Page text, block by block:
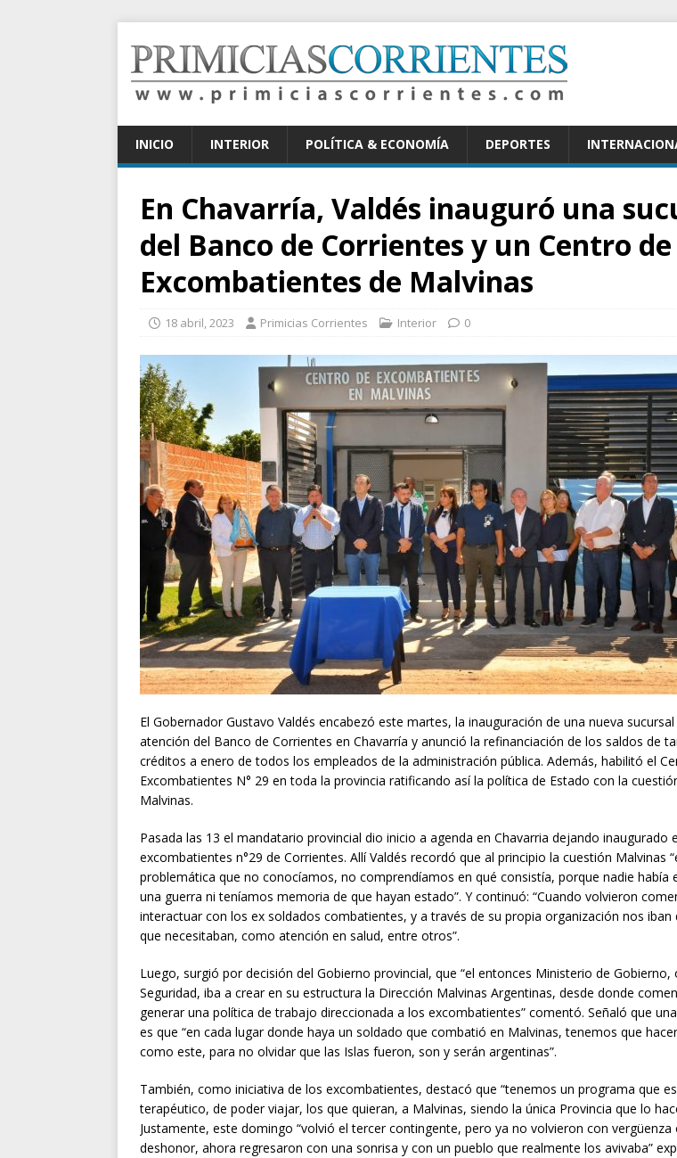
INICIO INTERIOR POLÍTICA & ECONOMÍA DEPORTES
En Chavarría, Valdés inauguró una
del Banco de Corrientes y un Centro de
Excombatientes de Malvinas
18 abril, 2023 Primicias Corrientes Interior 0
El Gobernador Gustavo Valdés encabezó este martes, la inauguración de una nueva sucursal
atención del Banco de Corrientes en Chavarría y anunció la refinanciación de los saldos de
créditos a enero de todos los empleados de la administración pública. Además, habilitó el
Excombatientes N° 29 en toda la provincia ratificando así la política de Estado con la
Malvinas.
Pasada las 13 el mandatario provincial dio inicio a agenda en Chavarria dejando inaugurado
excombatientes n°29 de Corrientes. Allí Valdés recordó que al principio la cuestión Malvinas
problemática que no conocíamos, no comprendíamos en qué consistía, porque nadie había
una guerra ni teníamos memoria de que hayan estado”. Y continuó: “Cuando volvieron
interactuar con los ex soldados combatientes, y a través de su propia organización nos iban
que necesitaban, como atención en salud, entre otros”.
Luego, surgió por decisión del Gobierno provincial, que “el entonces Ministerio de Gobierno,
Seguridad, iba a crear en su estructura la Dirección Malvinas Argentinas, desde donde
generar una política de trabajo direccionada a los excombatientes” comentó. Señaló que
es que “en cada lugar donde haya un soldado que combatió en Malvinas, tenemos que
como este, para no olvidar que las Islas fueron, son y serán argentinas”.
También, como iniciativa de los excombatientes, destacó que “tenemos un programa que es
terapéutico, de poder viajar, los que quieran, a Malvinas, siendo la única Provincia que lo
Justamente, este domingo “volvió el tercer contingente, pero ya no volvieron con vergüenza
deshonor, ahora regresaron con una sonrisa y con un pueblo que realmente los avivaba”